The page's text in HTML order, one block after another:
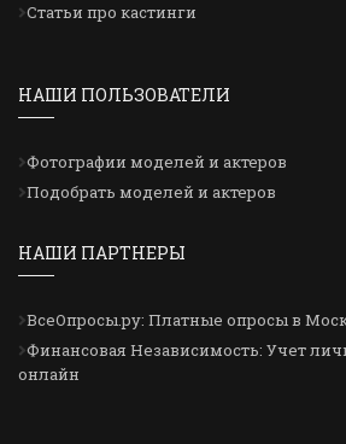
Статьи про кастинги
НАШИ ПОЛЬЗОВАТЕЛИ
Фотографии моделей и актеров
Подобрать моделей и актеров
НАШИ ПАРТНЕРЫ
ВсеОпросы.ру: Платные опросы в
Финансовая Независимость: Учет
онлайн